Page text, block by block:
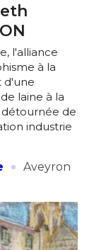
l'alliance
à la
d'une
laine à la
de
industrie
· Aveyron